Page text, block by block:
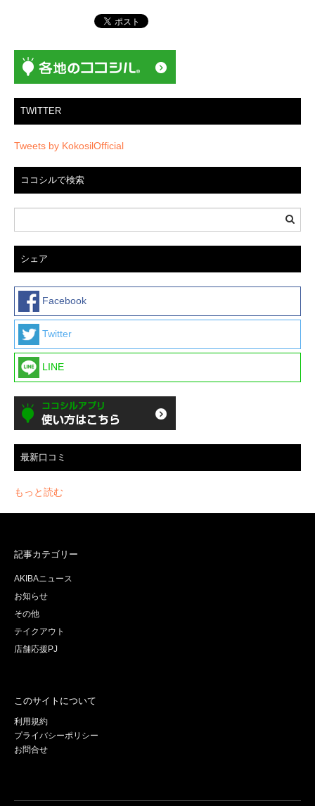
ン
TWITTER
Tweets by KokosilOfficial
ココシルで検索
シェア
Facebook
Twitter
LINE
最新口コミ
もっと読む
記事カテゴリー
AKIBAニュース
お知らせ
その他
テイクアウト
店舗応援PJ
このサイトについて
利用規約
プライバシーポリシー
お問合せ